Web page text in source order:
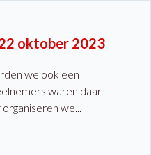
oktober 2023
we ook een
waren daar
we...